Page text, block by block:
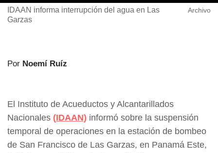
IDAAN informa interrupción del agua en Las
Garzas
Archivo
Por Noemí Ruíz
El Instituto de Acueductos y Alcantarillados
Nacionales (IDAAN) informó sobre la suspensión
temporal de operaciones en la estación de bombeo
de San Francisco de Las Garzas, en Panamá Este,